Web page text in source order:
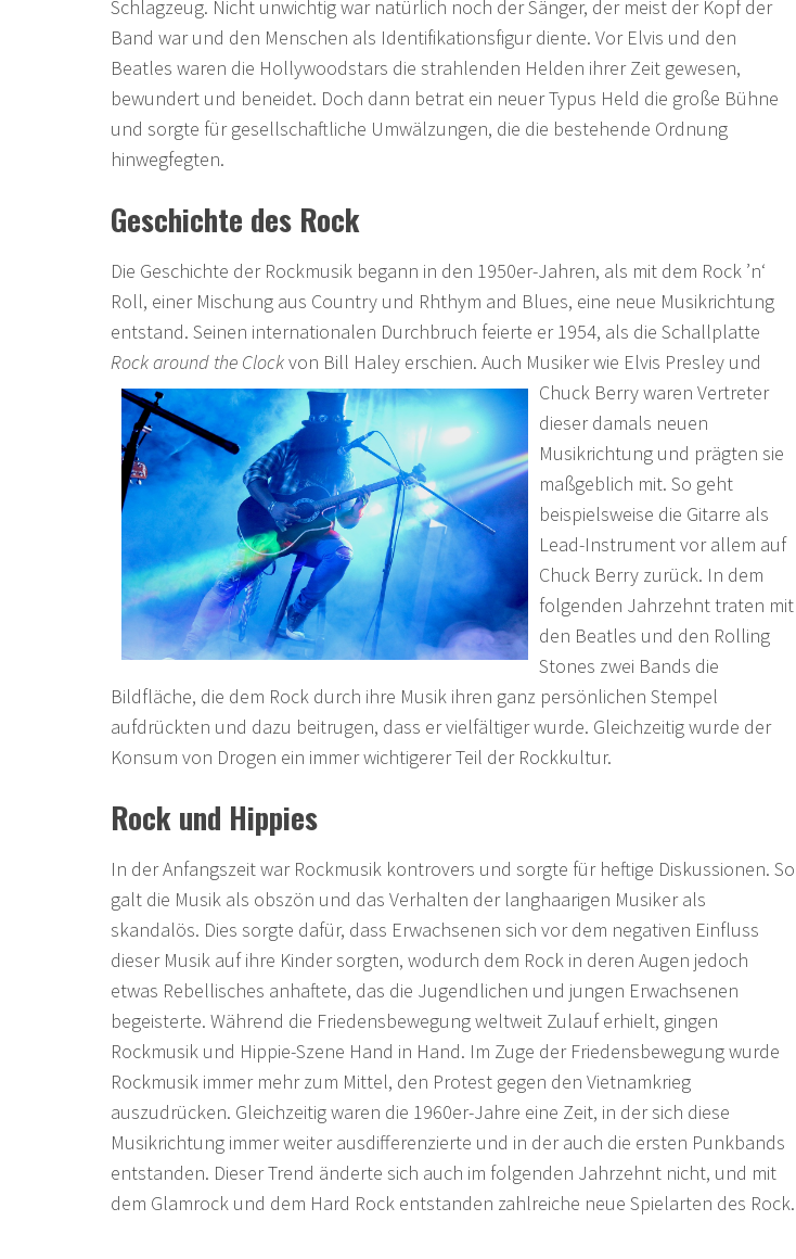
Schlagzeug. Nicht unwichtig war natürlich noch der Sänger, der meist der Kopf der
Band war und den Menschen als Identifikationsfigur diente. Vor Elvis und den
Beatles waren die Hollywoodstars die strahlenden Helden ihrer Zeit gewesen,
bewundert und beneidet. Doch dann betrat ein neuer Typus Held die große Bühne
und sorgte für gesellschaftliche Umwälzungen, die die bestehende Ordnung
hinwegfegten.
Geschichte des Rock
Die Geschichte der Rockmusik begann in den 1950er-Jahren, als mit dem Rock ’n‘
Roll, einer Mischung aus Country und Rhthym and Blues, eine neue Musikrichtung
entstand. Seinen internationalen Durchbruch feierte er 1954, als die Schallplatte
Rock around the Clockvon Bill Haley erschien. Auch Musiker wie Elvis Presley und
Chuck Berry waren Vertreter
dieser damals neuen
Musikrichtung und prägten sie
maßgeblich mit. So geht
beispielsweise die Gitarre als
Lead-Instrument vor allem auf
Chuck Berry zurück. In dem
folgenden Jahrzehnt traten mit
den Beatles und den Rolling
Stones zwei Bands die
Bildfläche, die dem Rock durch ihre Musik ihren ganz persönlichen Stempel
aufdrückten und dazu beitrugen, dass er vielfältiger wurde. Gleichzeitig wurde der
Konsum von Drogen ein immer wichtigerer Teil der Rockkultur.
Rock und Hippies
In der Anfangszeit war Rockmusik kontrovers und sorgte für heftige Diskussionen. So
galt die Musik als obszön und das Verhalten der langhaarigen Musiker als
skandalös. Dies sorgte dafür, dass Erwachsenen sich vor dem negativen Einfluss
dieser Musik auf ihre Kinder sorgten, wodurch dem Rock in deren Augen jedoch
etwas Rebellisches anhaftete, das die Jugendlichen und jungen Erwachsenen
begeisterte. Während die Friedensbewegung weltweit Zulauf erhielt, gingen
Rockmusik und Hippie-Szene Hand in Hand. Im Zuge der Friedensbewegung wurde
Rockmusik immer mehr zum Mittel, den Protest gegen den Vietnamkrieg
auszudrücken. Gleichzeitig waren die 1960er-Jahre eine Zeit, in der sich diese
Musikrichtung immer weiter ausdifferenzierte und in der auch die ersten Punkbands
entstanden. Dieser Trend änderte sich auch im folgenden Jahrzehnt nicht, und mit
dem Glamrock und dem Hard Rock entstanden zahlreiche neue Spielarten des Rock.